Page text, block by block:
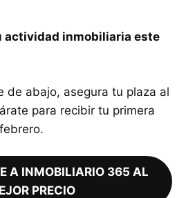
actividad inmobiliaria este
de abajo, asegura tu plaza al
para recibir tu primera
A INMOBILIARIO 365 AL
PRECIO